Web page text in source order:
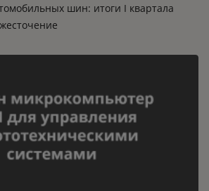
шин: итоги I квартала